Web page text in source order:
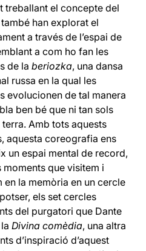
treballant el concepte del
han explorat el
a través de l’espai de
a com ho fan les
de la beriozka, una dansa
russa en la qual les
evolucionen de tal manera
ben bé que ni tan sols
Amb tots aquests
aquesta coreografia ens
un espai mental de record,
moments que visitem i
en la memòria en un cercle
els set cercles
del purgatori que Dante
laDivina comèdia, una altra
d’inspiració d’aquest